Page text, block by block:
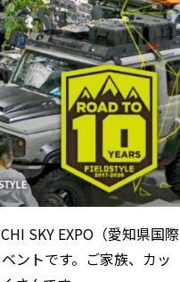
SKY EXPO（愛知県国際
ントです。ご家族、カッ